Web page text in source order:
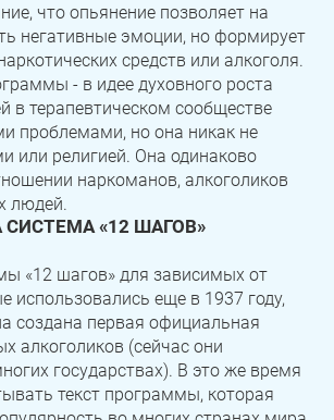
что опьянение позволяет на
негативные эмоции, но формирует
средств или алкоголя.
- в идее духовного роста
в терапевтическом сообществе
проблемами, но она никак не
или религией. Она одинаково
наркоманов, алкоголиков
людей.
«12 ШАГОВ»
«12 шагов» для зависимых от
использовались еще в 1937 году,
создана первая официальная
алкоголиков (сейчас они
государствах). В это же время
текст программы, которая